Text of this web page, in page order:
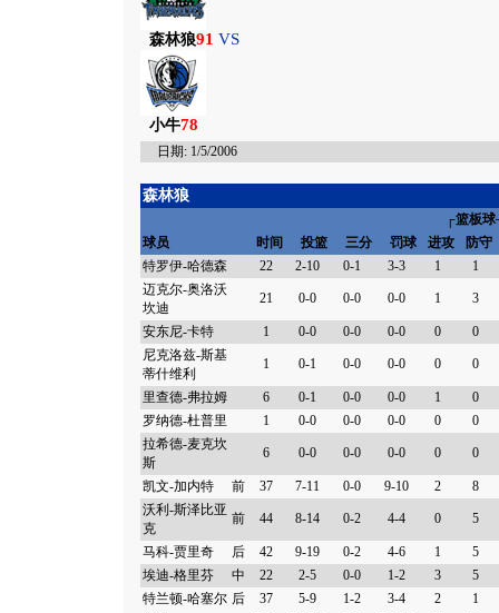
森林狼91 VS
小牛78
日期: 1/5/2006
森林狼
┌篮板
球员
时间 投篮 三分 罚球 进攻
防守
特罗伊-哈德森
22 2-10 0-1 3-3 1
1
迈克尔-奥洛沃
坎迪
21 0-0 0-0 0-0 1 3
安东尼-卡特 1 0-0 0-0 0-0 0
0
尼克洛兹-斯基
蒂什维利
1 0-1 0-0 0-0 0 0
里查德-弗拉姆 6 0-1 0-0 0-0 1
0
罗纳德-杜普里
1 0-0 0-0 0-0 0
0
拉希德-麦克坎
斯
6 0-0 0-0 0-0 0 0
凯文-加内特 前 37 7-11 0-0 9-10 2
8
沃利-斯泽比亚
克
前 44 8-14 0-2 4-4 0 5
马科-贾里奇 后 42 9-19 0-2 4-6 1
5
埃迪-格里芬
中 22 2-5 0-0 1-2 3
5
特兰顿-哈塞尔 后 37 5-9 1-2 3-4 2
1